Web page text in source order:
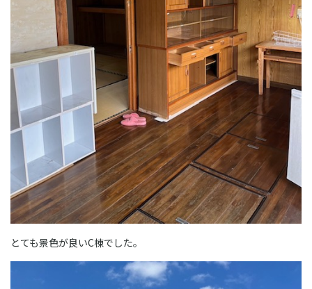
とても景色が良いC棟でした。